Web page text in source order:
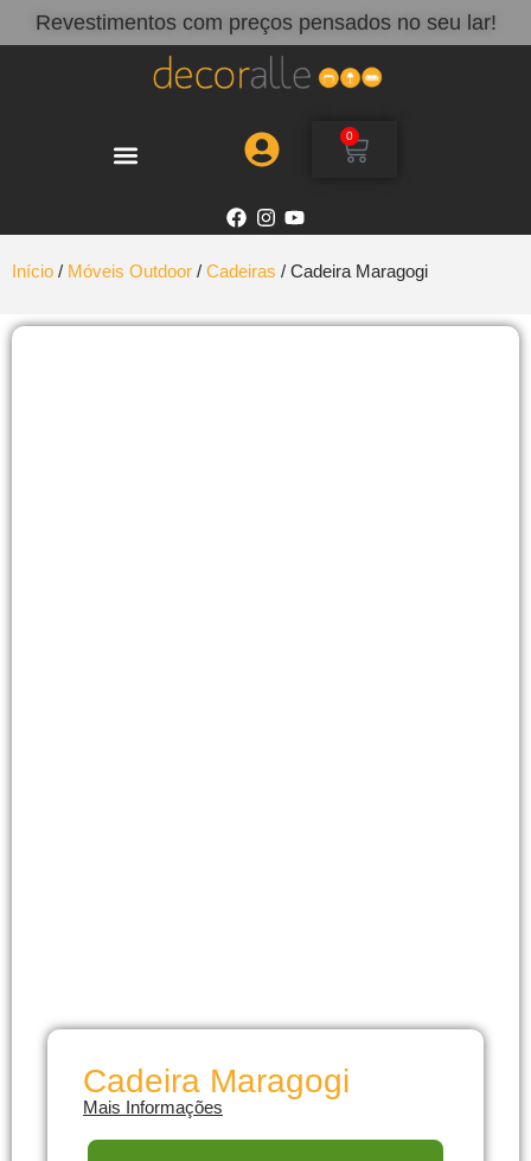
Revestimentos com preços pensados no seu lar!
0
Início / Móveis Outdoor / Cadeiras / Cadeira Maragogi
Cadeira Maragogi
Mais Informações